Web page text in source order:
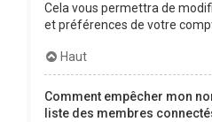
Cela vous permettra de
et préférences de votre
Haut
Comment empêcher mon
liste des membres